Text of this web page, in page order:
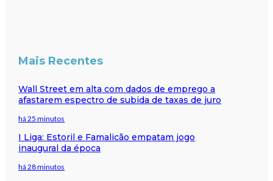
Mais Recentes
Wall Street em alta com dados de emprego a
afastarem espectro de subida de taxas de juro
há 25 minutos
I Liga: Estoril e Famalicão empatam jogo
inaugural da época
há 28 minutos